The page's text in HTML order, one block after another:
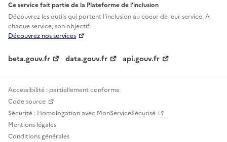
Ce service fait partie de la Plateforme de l’inclusion
Découvrez les outils qui portent l'inclusion aucoeur de leur service. A
chaque service, son objectif.
Découvrez nos services
beta.gouv.fr data.gouv.fr api.gouv.fr
Accessibilité : partiellement conforme
Code source
Sécurité : Homologation avec MonServiceSécurisé
Mentions légales
Conditions générales